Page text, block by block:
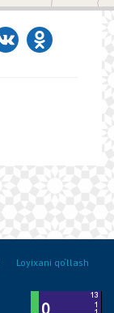
Loyixani qo‘llash